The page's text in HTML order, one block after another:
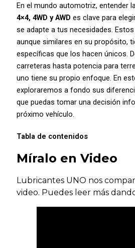
En el mundo automotriz, entender
4×4, 4WD y AWD es clave para
se adapte a tus necesidades.
aunque similares en su propósito,
específicas que los hacen únicos.
carreteras hasta potencia para
uno tiene su propio enfoque. En
exploraremos a fondo sus
que puedas tomar una decisión
próximo vehículo.
Tabla de contenidos
Míralo en Video
Lubricantes UNO nos
video. Puedes leer más